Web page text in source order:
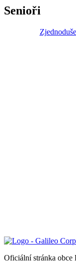
Senioři
Oficiální stránka